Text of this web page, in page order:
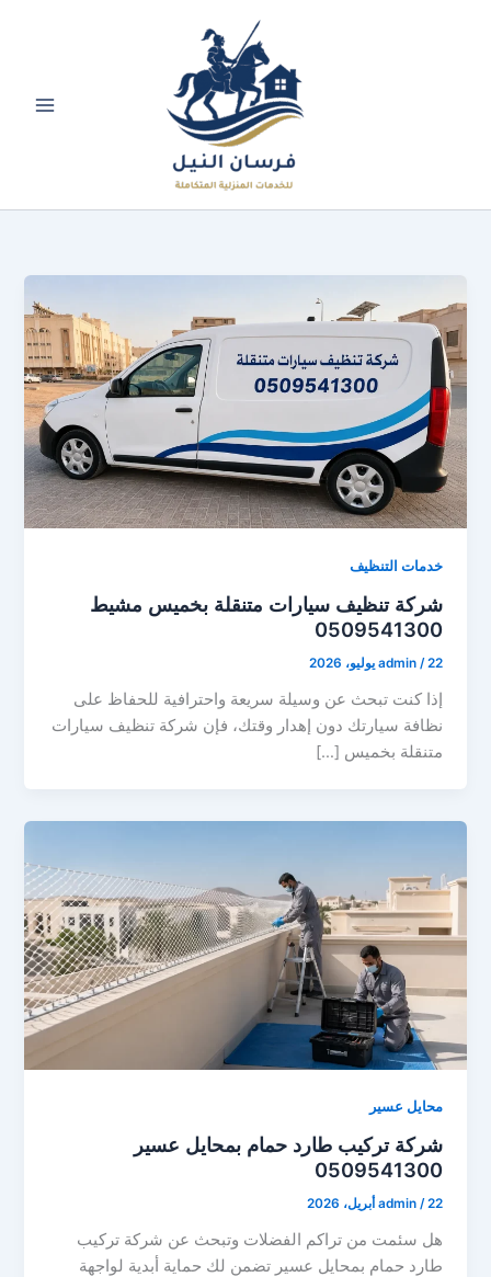
خدمات التنظيف
شركة تنظيف سيارات متنقلة بخميس مشيط
0509541300
admin /22 يوليو، 2026
إذا كنت تبحث عن وسيلة سريعة واحترافية للحفاظ على
نظافة سيارتك دون إهدار وقتك، فإن شركة تنظيف سيارات
متنقلة بخميس […]
محايل عسير
شركة تركيب طارد حمام بمحايل عسير
0509541300
admin /22 أبريل، 2026
هل سئمت من تراكم الفضلات وتبحث عن شركة تركيب
طارد حمام بمحايل عسير تضمن لك حماية أبدية لواجهة